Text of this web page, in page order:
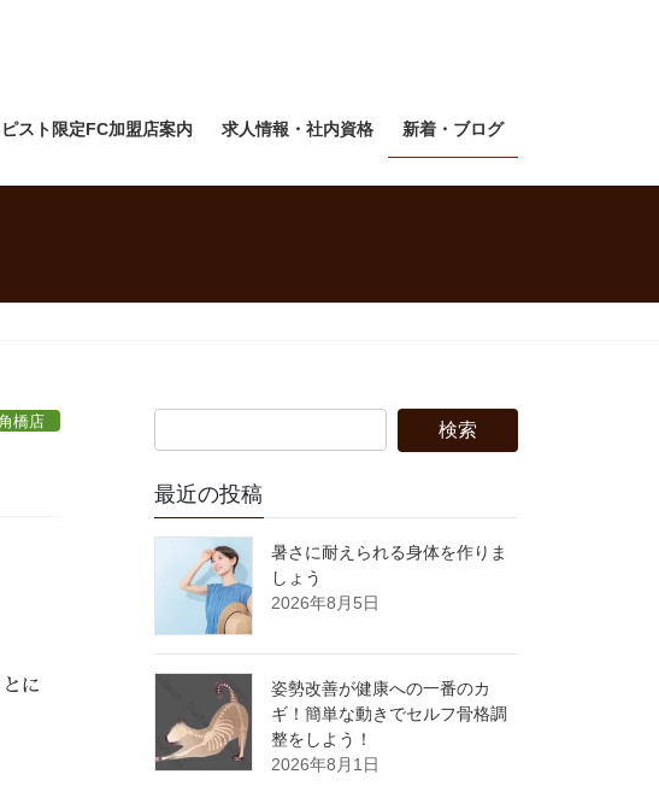
スト限定FC加盟店案内 求人情報・社内資格 新着・ブログ
橋店
に
最近の投稿
暑さに耐えられる身体を作りま
しょう
2026年8月5日
姿勢改善が健康への一番のカ
ギ！簡単な動きでセルフ骨格調
整をしよう！
2026年8月1日